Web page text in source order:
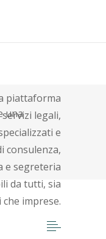
piattaforma
legali,
e
consulenza,
e segreteria
da tutti, sia
imprese.
una